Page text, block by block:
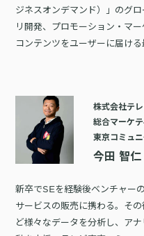
ジネスオンデマンド）」のグ
リ開発、プロモーション・マ
コンテンツをユーザーに届け
株式会社テ
総合マーケ
東京コミュ
今田 智仁
新卒でSEを経験後ベンチャー
サービスの販売に携わる。そ
ど様々なデータを分析し、ア